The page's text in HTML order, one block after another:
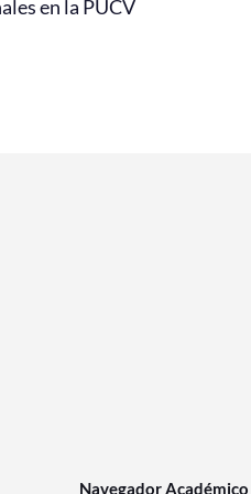
en la PUCV
Navegador Académico